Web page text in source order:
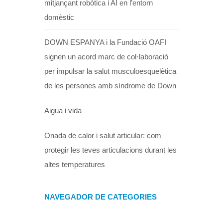
mitjançant robòtica i AI en l’entorn
domèstic
DOWN ESPANYA i la Fundació OAFI
signen un acord marc de col·laboració
per impulsar la salut musculoesquelètica
de les persones amb síndrome de Down
Aigua i vida
Onada de calor i salut articular: com
protegir les teves articulacions durant les
altes temperatures
NAVEGADOR DE CATEGORIES